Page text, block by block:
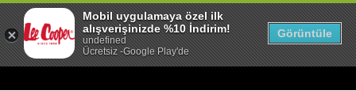
Mobil uygulamaya özel ilk
alışverişinizde %10 İndirim!
undefined
Ücretsiz -Google Play'de
Görüntüle